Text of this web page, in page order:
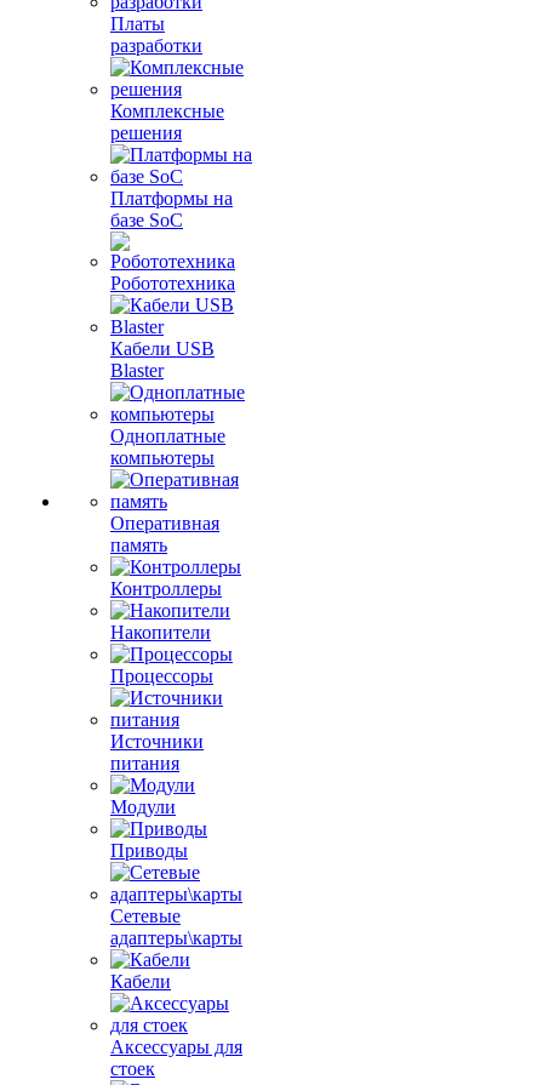
Платы
разработки
Комплексные
решения
Платформы на
базе SoC
Робототехника
Кабели USB
Blaster
Одноплатные
компьютеры
Оперативная
память
Контроллеры
Накопители
Процессоры
Источники
питания
Модули
Приводы
Сетевые
адаптеры\карты
Кабели
Аксессуары для
стоек